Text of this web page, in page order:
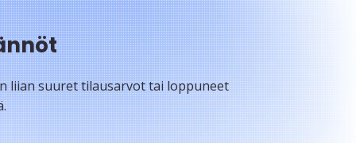
liian suuret tilausarvot tai loppuneet